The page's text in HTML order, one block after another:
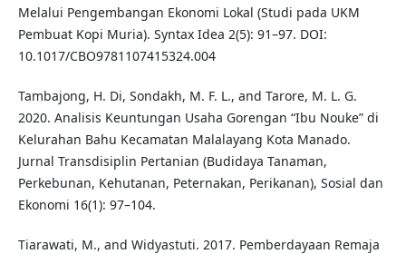
Melalui Pengembangan Ekonomi Lokal (Studi pada UKM
Pembuat Kopi Muria). Syntax Idea 2(5): 91–97. DOI:
10.1017/CBO9781107415324.004
Tambajong, H. Di, Sondakh, M. F. L., and Tarore, M. L. G.
2020. Analisis Keuntungan Usaha Gorengan “Ibu Nouke” di
Kelurahan Bahu Kecamatan Malalayang Kota Manado.
Jurnal Transdisiplin Pertanian (Budidaya Tanaman,
Perkebunan, Kehutanan, Peternakan, Perikanan), Sosial dan
Ekonomi 16(1): 97–104.
Tiarawati, M., and Widyastuti. 2017. Pemberdayaan Remaja